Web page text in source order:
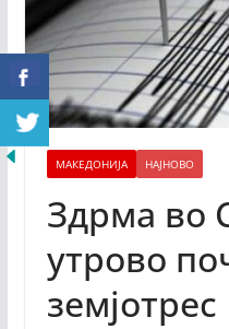
МАКЕДОНИЈА НАЈНОВО
Здрма во
утрово
земјотрес